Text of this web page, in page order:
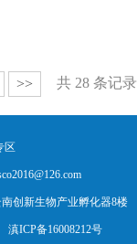
>> 共 28 条记录
区
创新生物产业孵化器8楼
ICP备16008212号